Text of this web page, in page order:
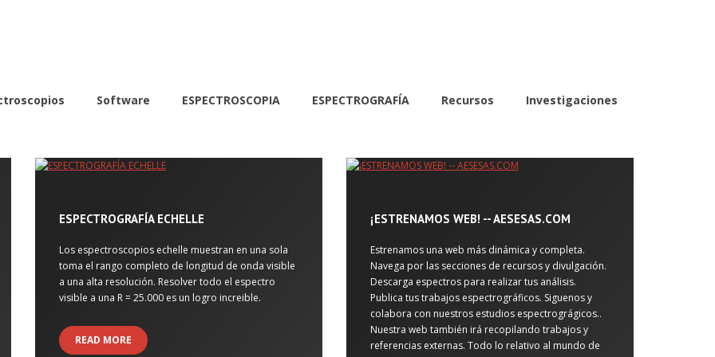
Software ESPECTROSCOPIA ESPECTROGRAFÍA Recursos Investigaciones
ESPECTROGRAFÍA ECHELLE
Los espectroscopios echelle muestran en una sola
toma el rango completo de longitud de onda visible
a una alta resolución. Resolver todo el espectro
visible a una R = 25.000 es un logro increible.
READ MORE
¡ESTRENAMOS WEB! -- AESESAS.COM
Estrenamos una web más dinámica y completa.
Navega por las secciones de recursos y divulgación.
Descarga espectros para realizar tus análisis.
Publica tus trabajos espectrográficos. Siguenos y
colabora con nuestros estudios espectrográgicos..
Nuestra web también irá recopilando trabajos y
referencias externas. Todo lo relativo al mundo de